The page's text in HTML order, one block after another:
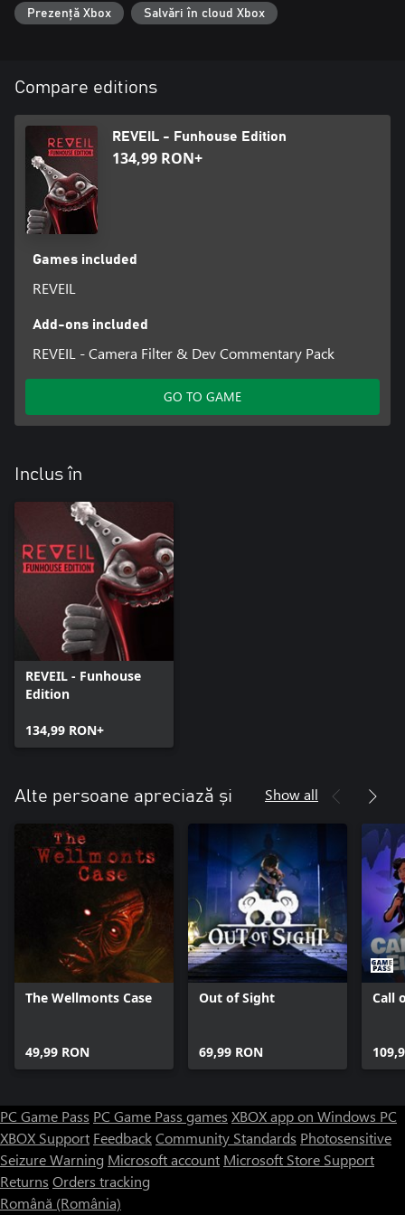
renunți este dorința de a le găsi pe Martha și pe Dorie. Fii cu ochii
patru la indiciile lăsate de cele două, ține-i larg deschiși și...
Prezență Xbox Salvări în cloud Xbox
Compare editions
REVEIL - Funhouse Edition
134,99 RON+
Games included
REVEIL
Add-ons included
REVEIL - Camera Filter & Dev Commentary Pack
GO TO GAME
Inclus în
REVEIL - Funhouse
Edition
134,99 RON+
Alte persoane apreciază și Show all
The Wellmonts Case
49,99 RON
Out of Sight
69,99 RON
Call
PC Game Pass PC Game Pass games XBOX app on Windows PC
XBOX Support FeedbackCommunity Standards Photosensitive
Seizure Warning Microsoft account Microsoft Store Support
Returns Orders tracking
Română (România)